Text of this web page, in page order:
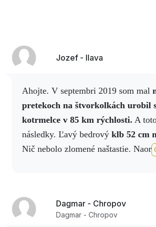
Jozef - Ilava
Ahojte. V septembri 2019 som mal
pretekoch na štvorkolkách urobil
kotrmelce v 85 km rýchlosti. A
následky. Ľavý bedrový klb 52 cm
Nič nebolo zlomené naštastie.
modriny.Ďakujem Activstar. Jozef
majster SR v jazde na štvorkolkách.
Dagmar - Chropov
Dagmar - Chropov